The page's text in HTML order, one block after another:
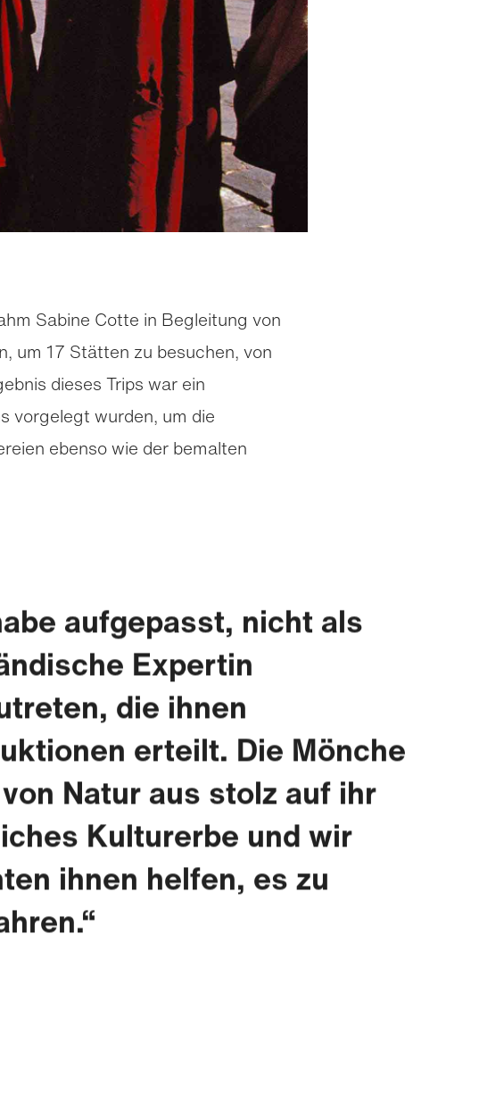
Sabine Cotte in Begleitung von
um 17 Stätten zu besuchen, von
dieses Trips war ein
vorgelegt wurden, um die
ebenso wie der bemalten
aufgepasst, nicht als
Expertin
die ihnen
erteilt. Die Mönche
Natur aus stolz auf ihr
Kulturerbe und wir
ihnen helfen, es zu